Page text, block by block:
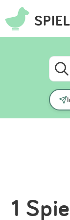
1